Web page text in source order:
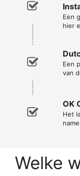
Een
hier
Een
van
OK
Het
Welke